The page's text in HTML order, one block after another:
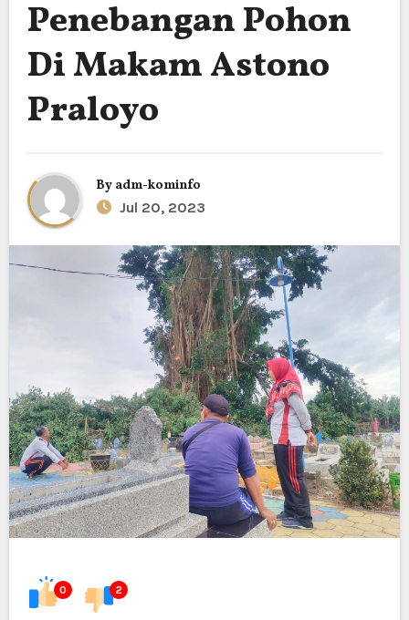
Penebangan Pohon
Di Makam Astono
Praloyo
By adm-kominfo
Jul 20, 2023
0 2